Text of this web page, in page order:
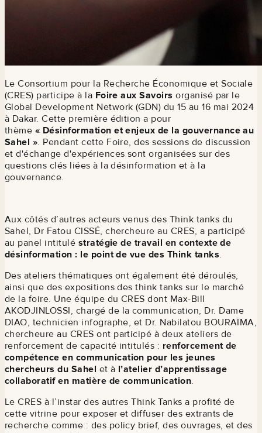
Le Consortium pour la Recherche Économique et Sociale
(CRES) participe à la Foire aux Savoirs organisé par le
Global Development Network (GDN) du 15 au 16 mai 2024
à Dakar. Cette première édition a pour
thème « Désinformation et enjeux de la gouvernance au
Sahel ». Pendant cette Foire, des sessions de discussion
et d'échange d'expériences sont organisées sur des
questions clés liées à la désinformation et à la
gouvernance.
Aux côtés d’autres acteurs venus des Think tanks du
Sahel, Dr Fatou CISSÉ, chercheure au CRES, a participé
au panel intitulé stratégie de travail en contexte de
désinformation : le point de vue des Think tanks.
Des ateliers thématiques ont également été déroulés,
ainsi que des expositions des think tanks sur le marché
de la foire. Une équipe du CRES dont Max-Bill
AKODJINLOSSI, chargé de la communication, Dr. Dame
DIAO, technicien infographe, et Dr. Nabilatou BOURAÏMA,
chercheure au CRES ont participé à deux ateliers de
renforcement de capacité intitulés : renforcement de
compétence en communication pour les jeunes
chercheurs du Sahel et à l’atelier d’apprentissage
collaboratif en matière de communication.
Le CRES à l’instar des autres Think Tanks a profité de
cette vitrine pour exposer et diffuser des extrants de
recherche comme : des policy brief, des ouvrages, et des